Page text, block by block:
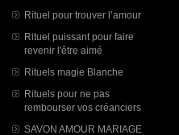
Rituel pour trouver l’amour
Rituel puissant pour faire
revenir l'être aimé
Rituels magie Blanche
Rituels pour ne pas
rembourser vos créanciers
SAVON AMOUR MARIAGE